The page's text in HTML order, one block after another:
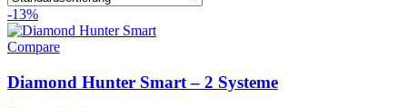
-13%
Compare
Diamond Hunter Smart – 2 Systeme